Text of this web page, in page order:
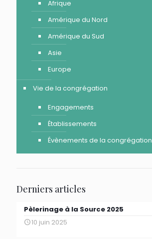
Afrique
Amérique du Nord
Amérique du Sud
Asie
Europe
Vie de la congrégation
Engagements
Établissements
Évènements de la congrégation
Derniers articles
Pèlerinage à la Source 2025
10 juin 2025